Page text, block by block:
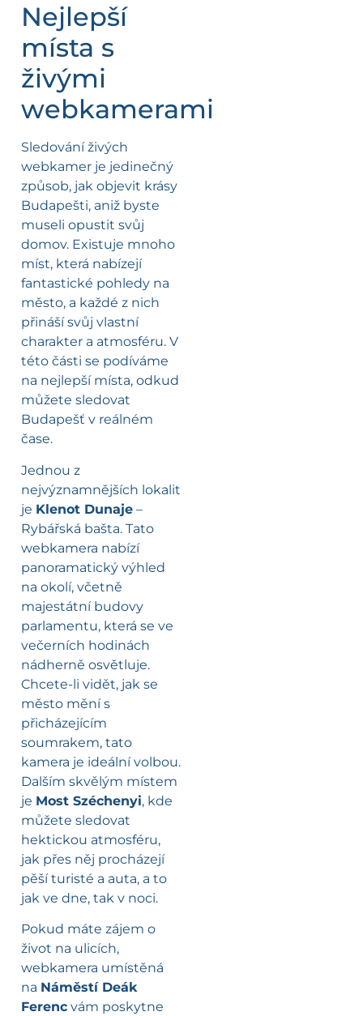
Nejlepší
místa s
živými
webkamerami
Sledování živých
webkamer je jedinečný
způsob, jak objevit krásy
Budapešti, aniž byste
museli opustit svůj
domov. Existuje mnoho
míst, která nabízejí
fantastické pohledy na
město, a každé z nich
přináší svůj vlastní
charakter a atmosféru. V
této části se podíváme
na nejlepší místa, odkud
můžete sledovat
Budapešť v reálném
čase.
Jednou z
nejvýznamnějších lokalit
je Klenot Dunaje –
Rybářská bašta. Tato
webkamera nabízí
panoramatický výhled
na okolí, včetně
majestátní budovy
parlamentu, která se ve
večerních hodinách
nádherně osvětluje.
Chcete-li vidět, jak se
město mění s
přicházejícím
soumrakem, tato
kamera je ideální volbou.
Dalším skvělým místem
je Most Széchenyi, kde
můžete sledovat
hektickou atmosféru,
jak přes něj procházejí
pěší turisté a auta, a to
jak ve dne, tak v noci.
Pokud máte zájem o
život na ulicích,
webkamera umístěná
na Náměstí Deák
Ferenc vám poskytne